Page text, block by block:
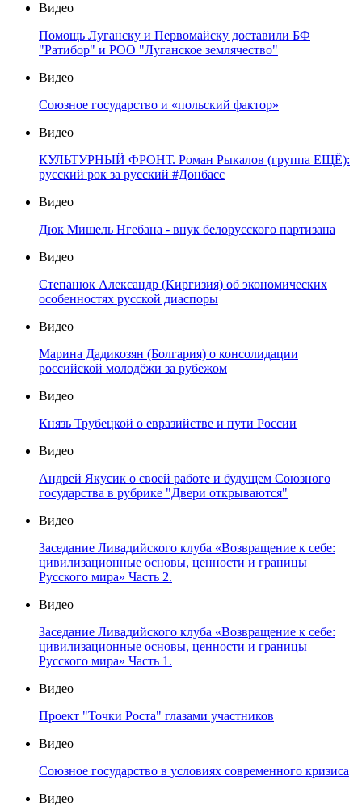
Видео
Помощь Луганску и Первомайску доставили БФ
"Ратибор" и РОО "Луганское землячество"
Видео
Союзное государство и «польский фактор»
Видео
КУЛЬТУРНЫЙ ФРОНТ. Роман Рыкалов (группа ЕЩЁ):
русский рок за русский #Донбасс
Видео
Дюк Мишель Нгебана - внук белорусского партизана
Видео
Степанюк Александр (Киргизия) об экономических
особенностях русской диаспоры
Видео
Марина Дадикозян (Болгария) о консолидации
российской молодёжи за рубежом
Видео
Князь Трубецкой о евразийстве и пути России
Видео
Андрей Якусик о своей работе и будущем Союзного
государства в рубрике "Двери открываются"
Видео
Заседание Ливадийского клуба «Возвращение к себе:
цивилизационные основы, ценности и границы
Русского мира» Часть 2.
Видео
Заседание Ливадийского клуба «Возвращение к себе:
цивилизационные основы, ценности и границы
Русского мира» Часть 1.
Видео
Проект "Точки Роста" глазами участников
Видео
Союзное государство в условиях современного кризиса
Видео